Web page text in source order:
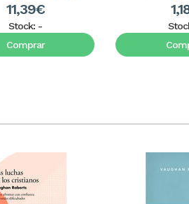
11,39€
Stock: -
Comprar